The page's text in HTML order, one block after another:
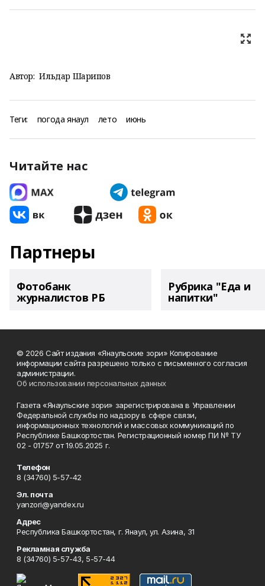
Автор: Ильдар Шарипов
Теги: погода янаул лето июнь
Читайте нас
Партнеры
Фотобанк
журналистов РБ
Рубрика "Еда и
напитки"
© 2026 Сайт издания «Янаульские зори» Копирование
информации сайта разрешено только с письменного согласия
администрации.
Об использовании персональных данных
Газета «Янаульские зори» зарегистрирована в Управлении
Федеральной службы по надзору в сфере связи,
информационных технологий и массовых коммуникаций по
Республике Башкортостан. Регистрационный номер ПИ № ТУ
02 - 01757 от 19.05.2025 г.
Телефон
8 (34760) 5-57-42
Эл. почта
yanzori@yandex.ru
Адрес
Республика Башкортостан, г. Янаул, ул. Азина, 31
Рекламная служба
8 (34760) 5-57-43, 5-57-44